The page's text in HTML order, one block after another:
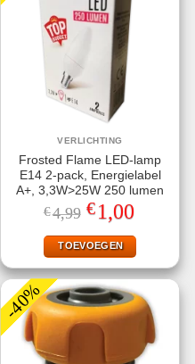
VERLICHTING
Frosted Flame LED-lamp
E14 2-pack, Energielabel
A+, 3,3W>25W 250 lumen
€4,99 Oorspronkelijke
prijs
was:
€4,99.
€1,00
is:
€1,00.
TOEVOEGEN
-40%